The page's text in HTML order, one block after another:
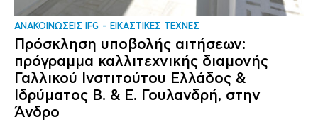
ΑΝΑΚΟΙΝΩΣΕΙΣ IFG ΕΙΚΑΣΤΙΚΕΣ ΤΕΧΝΕΣ
Πρόσκληση υποβολής αιτήσεων:
πρόγραμμα καλλιτεχνικής διαμονής
Γαλλικού Ινστιτούτου Ελλάδος &
Ιδρύματος Β. & Ε. Γουλανδρή, στην
Άνδρο